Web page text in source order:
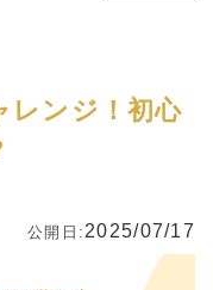
レンジ！初心
公開日:2025/07/17